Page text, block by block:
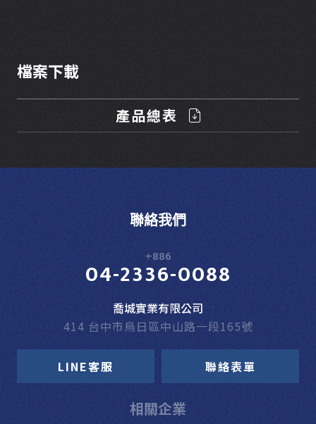
檔案下載
產品總表
相關企業
聯絡我們
+886
04-2336-0088
喬城實業有限公司
414 台中市烏日區中山路一段165號
LINE客服 聯絡表單